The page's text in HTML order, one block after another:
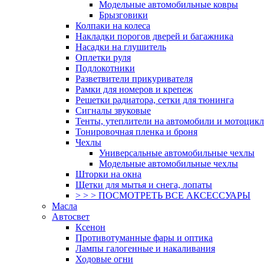
Модельные автомобильные ковры
Брызговики
Колпаки на колеса
Накладки порогов дверей и багажника
Насадки на глушитель
Оплетки руля
Подлокотники
Разветвители прикуривателя
Рамки для номеров и крепеж
Решетки радиатора, сетки для тюнинга
Сигналы звуковые
Тенты, утеплители на автомобили и
Тонировочная пленка и броня
Чехлы
Универсальные автомобильные чехлы
Модельные автомобильные чехлы
Шторки на окна
Щетки для мытья и снега, лопаты
> > > ПОСМОТРЕТЬ ВСЕ АКСЕССУАРЫ
Масла
Автосвет
Ксенон
Противотуманные фары и оптика
Лампы галогенные и накаливания
Ходовые огни